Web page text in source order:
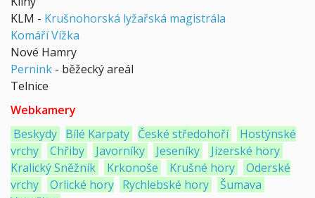
KLM - Krušnohorská lyžařská magistrála
Komáří Vížka
Nové Hamry
Pernink - běžecký areál
Telnice
Webkamery
Beskydy Bílé Karpaty České středohoří
Hostýnské
vrchy
Chřiby Javorníky Jeseníky
Jizerské hory
Kralický Sněžník
Krkonoše Krušné hory
Oderské
vrchy
Orlické hory Rychlebské hory
Šumava